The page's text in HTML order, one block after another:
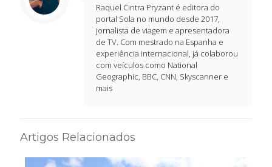
Raquel Cintra Pryzant é editora do
portal Sola no mundo desde 2017,
jornalista de viagem e apresentadora
de TV. Com mestrado na Espanha e
experiência internacional, já colaborou
com veículos como National
Geographic, BBC, CNN, Skyscanner e
mais
Artigos Relacionados